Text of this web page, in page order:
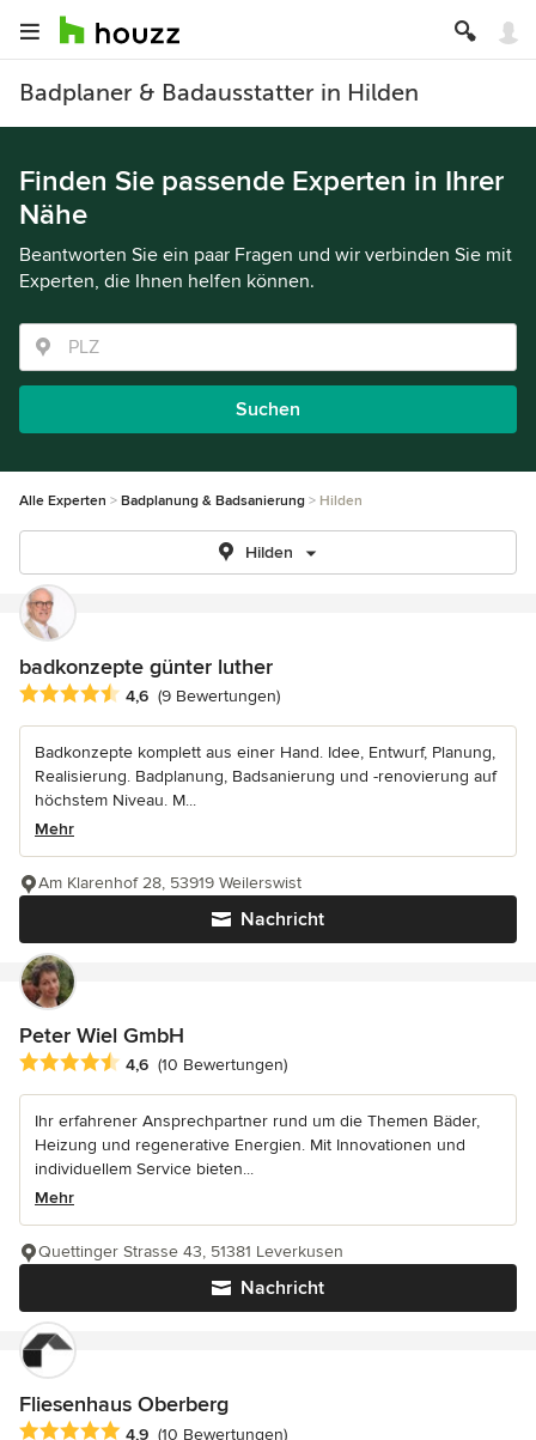
Badplaner & Badausstatter in Hilden
Finden Sie passende Experten in Ihrer
Nähe
Beantworten Sie ein paar Fragen und wir verbinden Sie mit
Experten, die Ihnen helfen können.
Suchen
Alle Experten Badplanung & Badsanierung Hilden
Hilden
badkonzepte günter luther
Durchschnittliche Bewertung: 4.6 von 5 Sternen
4,6 (9 Bewertungen)
Badkonzepte komplett aus einer Hand. Idee, Entwurf, Planung,
Realisierung. Badplanung, Badsanierung und -renovierung auf
höchstem Niveau. M...
Mehr
Nachricht
Am Klarenhof 28, 53919 Weilerswist
Peter Wiel GmbH
Durchschnittliche Bewertung: 4.6 von 5 Sternen
4,6 (10 Bewertungen)
Ihr erfahrener Ansprechpartner rund um die Themen Bäder,
Heizung und regenerative Energien. Mit Innovationen und
individuellem Service bieten...
Mehr
Nachricht
Quettinger Strasse 43, 51381 Leverkusen
Fliesenhaus Oberberg
Durchschnittliche Bewertung: 4.9 von 5 Sternen
4,9 (10 Bewertungen)